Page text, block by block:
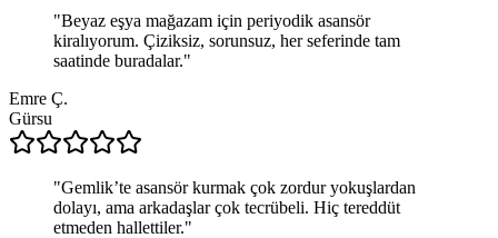
"Beyaz eşya mağazam için periyodik asansör
kiralıyorum. Çiziksiz, sorunsuz, her seferinde tam
saatinde buradalar."
Emre Ç.
Gürsu
"Gemlik’te asansör kurmak çok zordur yokuşlardan
dolayı, ama arkadaşlar çok tecrübeli. Hiç tereddüt
etmeden hallettiler."